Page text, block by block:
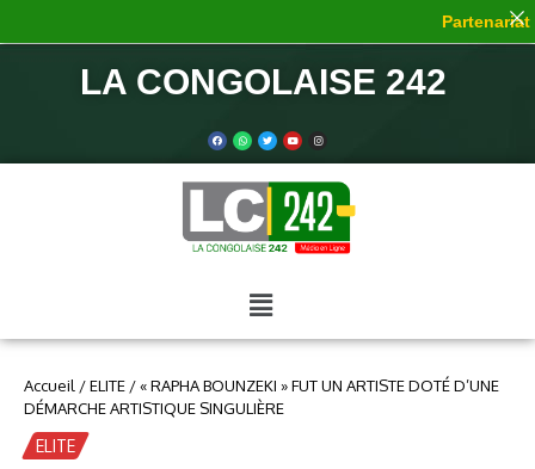
LA CONGOLAISE 242
Accueil /ELITE /« RAPHA BOUNZEKI » FUT UN ARTISTE DOTÉ D’UNE
DÉMARCHE ARTISTIQUE SINGULIÈRE
ELITE
Partenariat